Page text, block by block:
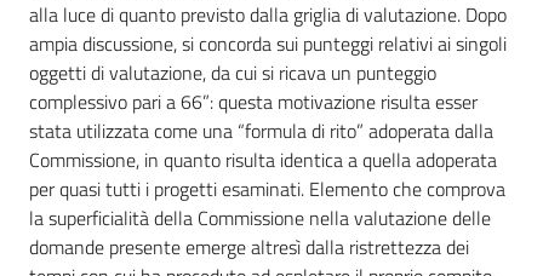
alla luce di quanto previsto dalla griglia di valutazione. Dopo
ampia discussione, si concorda sui punteggi relativi ai singoli
oggetti di valutazione, da cui si ricava un punteggio
complessivo pari a 66”: questa motivazione risulta esser
stata utilizzata come una “formula di rito” adoperata dalla
Commissione, in quanto risulta identica a quella adoperata
per quasi tutti i progetti esaminati. Elemento che comprova
la superficialità della Commissione nella valutazione delle
domande presente emerge altresì dalla ristrettezza dei